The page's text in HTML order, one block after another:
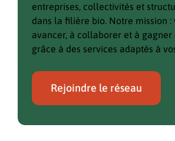
entreprises, collectivités et
dans la filière bio. Notre mission :
avancer, à collaborer et à
grâce à des services adaptés à
Rejoindre le réseau